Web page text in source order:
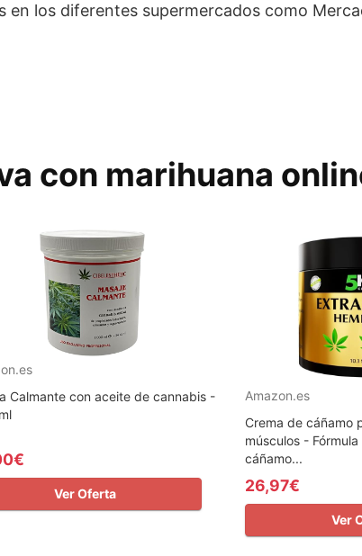
los diferentes supermercados como
con marihuana
Calmante con aceite de cannabis -
Ver Oferta
Amazon.es
Crema de cáñamo
músculos -
cáñamo...
26,97€
Ver